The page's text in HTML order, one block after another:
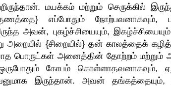
மயக்கம் மற்றும் செருக்கில்
எப்போதும் நோற்பவனாகவும்,
அவன், புகழ்ச்சியையும்,
அறையில் {சிறையில்} தன் காலத்தைக்
பொருட்கள் அனைத்தின் தோற்றம் மற்றும்
கோபம் கொள்ளாதவனாகவும்,
இருந்தான். அவன்